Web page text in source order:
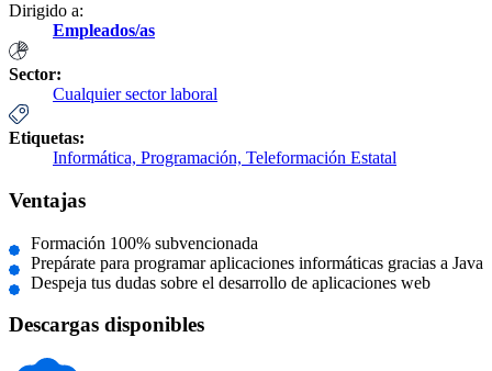
Dirigido a:
Empleados/as
Sector:
Cualquier sector laboral
Etiquetas:
Informática, Programación, Teleformación Estatal
Ventajas
Formación 100% subvencionada
Prepárate para programar aplicaciones informáticas gracias a Java
Despeja tus dudas sobre el desarrollo de aplicaciones web
Descargas disponibles